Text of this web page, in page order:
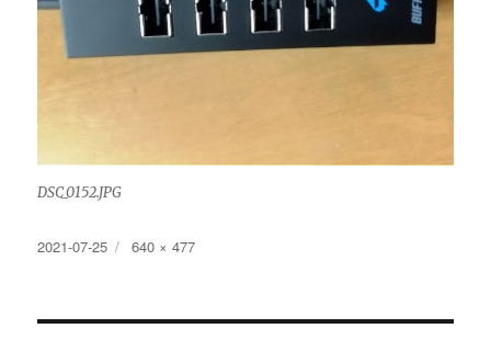
DSC_0152.JPG
投
2021-07-25
フ
イ
640 × 477